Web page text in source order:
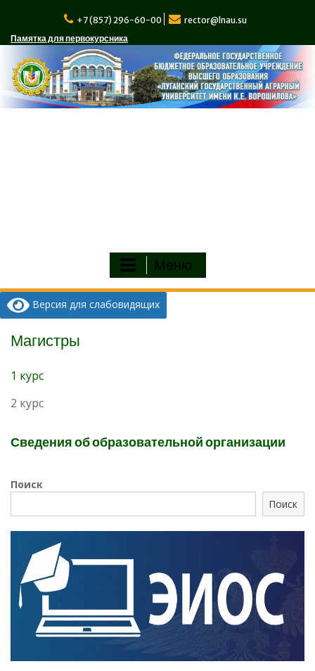
содержимому
+7 (857) 296-60-00
rector@lnau.su
Памятка для первокурсника
Меню
Версия для слабовидящих
Магистры
1 курс
2 курс
Сведения об образовательной организации
Поиск
Поиск